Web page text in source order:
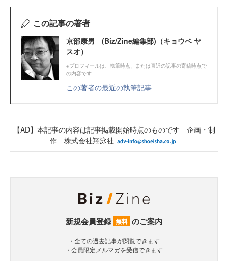
この記事の著者
京部康男 (Biz/Zine編集部)（キョウベ ヤ
スオ）
※プロフィールは、執筆時点、または直近の記事の寄稿時点で
の内容です
この著者の最近の執筆記事
【AD】本記事の内容は記事掲載開始時点のものです 企画・制
作 株式会社翔泳社
新規会員登録 無料 のご案内
・全ての過去記事が閲覧できます
・会員限定メルマガを受信できます